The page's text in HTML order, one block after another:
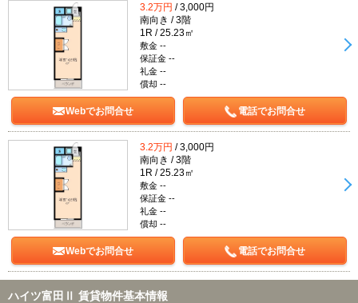
3.2万円 / 3,000円
南向き / 3階
1R / 25.23㎡
敷金 --
保証金 --
礼金 --
償却 --
Webでお問合せ 電話でお問合せ
3.2万円 / 3,000円
南向き / 3階
1R / 25.23㎡
敷金 --
保証金 --
礼金 --
償却 --
Webでお問合せ 電話でお問合せ
ハイツ富田Ⅱ 賃貸物件基本情報